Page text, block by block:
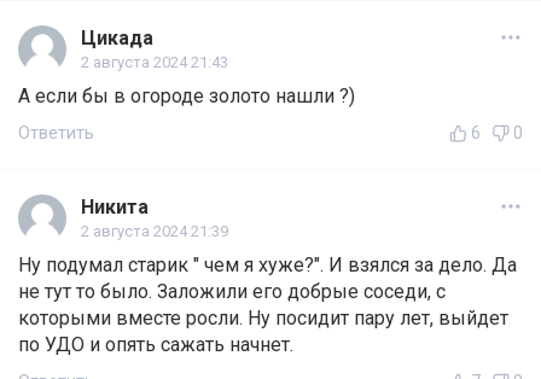
Цикада
2 августа 2024 21:43
А если бы в огороде золото нашли ?)
Ответить 6 0
Никита
2 августа 2024 21:39
Ну подумал старик " чем я хуже?". И взялся за дело. Да
не тут то было. Заложили его добрые соседи, с
которыми вместе росли. Ну посидит пару лет, выйдет
по УДО и опять сажать начнет.